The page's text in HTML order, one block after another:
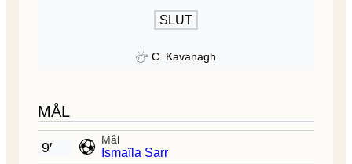
SLUT
C. Kavanagh
MÅL
Mål
Ismaïla Sarr
9′